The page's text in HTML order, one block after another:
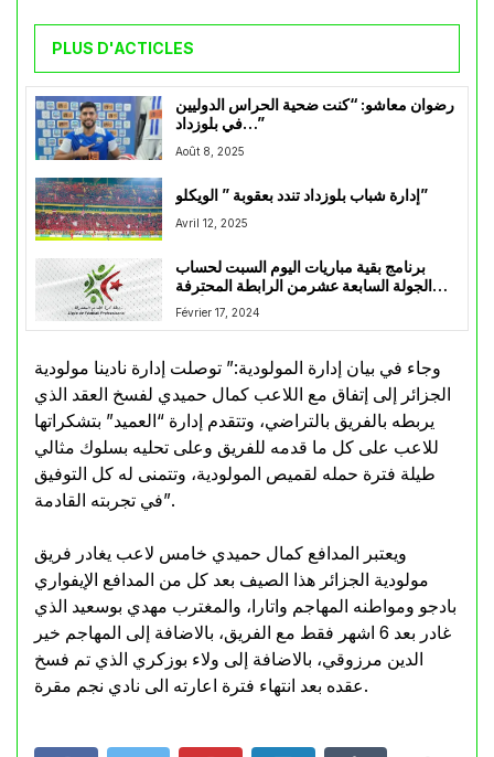
PLUS D'ACTICLES
رضوان معاشو: “كنت ضحية الحراس الدوليين
في بلوزداد…”
Août 8, 2025
إدارة شباب بلوزداد تندد بعقوبة ” الويكلو”
Avril 12, 2025
برنامج بقية مباريات اليوم السبت لحساب
الجولة السابعة عشرمن الرابطة المحترفة
الأولى
Février 17, 2024
وجاء في بيان إدارة المولودية:” توصلت إدارة نادينا مولودية
الجزائر إلى إتفاق مع اللاعب كمال حميدي لفسخ العقد الذي
يربطه بالفريق بالتراضي، وتتقدم إدارة “العميد” بتشكراتها
للاعب على كل ما قدمه للفريق وعلى تحليه بسلوك مثالي
طيلة فترة حمله لقميص المولودية، وتتمنى له كل التوفيق
في تجربته القادمة”.
ويعتبر المدافع كمال حميدي خامس لاعب يغادر فريق
مولودية الجزائر هذا الصيف بعد كل من المدافع الإيفواري
بادجو ومواطنه المهاجم واتارا، والمغترب مهدي بوسعيد الذي
غادر بعد 6 اشهر فقط مع الفريق، بالاضافة إلى المهاجم خير
الدين مرزوقي، بالاضافة إلى ولاء بوزكري الذي تم فسخ
عقده بعد انتهاء فترة اعارته الى نادي نجم مقرة.